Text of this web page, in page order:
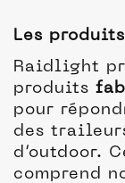
Les
Raidlight
produits
pour
des
d’outdoor.
comprend